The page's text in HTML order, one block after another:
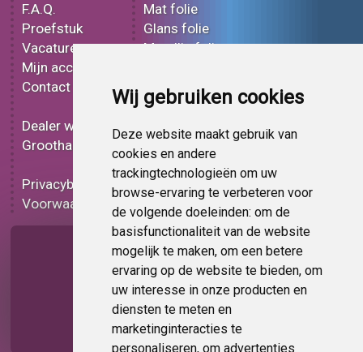
Wij gebruiken cookies
Deze website maakt gebruik van
cookies en andere
trackingtechnologieën om uw
browse-ervaring te verbeteren voor
de volgende doeleinden: om de
basisfunctionaliteit van de website
mogelijk te maken, om een betere
ervaring op de website te bieden, om
uw interesse in onze producten en
diensten te meten en
marketinginteracties te
personaliseren, om advertenties
F.A.Q.
Proefstuk
Vacatures
Mijn account
Contact
Dealer worden
Groothandel
Privacybeleid
Voorwaarden
Mat folie
Glans folie
Metallic folie
Effect folie
Bedrukt folie
Carbon folie
Tint folie
Functionele folie
Folie korting
Op bestelling
Pagina delen